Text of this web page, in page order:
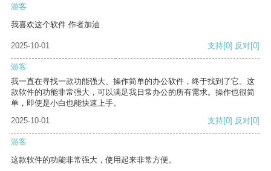
游客
我喜欢这个软件 作者加油
2025-10-01 支持[0] 反对[0]
游客
我一直在寻找一款功能强大、操作简单的办公软件，终于找到了它。这
款软件的功能非常强大，可以满足我日常办公的所有需求。操作也很简
单，即使是小白也能快速上手。
2025-10-01
支持[0] 反对[0]
游客
这款软件的功能非常强大，使用起来非常方便。